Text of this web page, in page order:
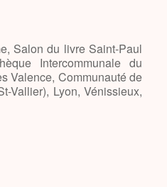
Salon du livre Saint-Paul
Intercommunale du
Valence, Communauté de
Vallier), Lyon, Vénissieux,